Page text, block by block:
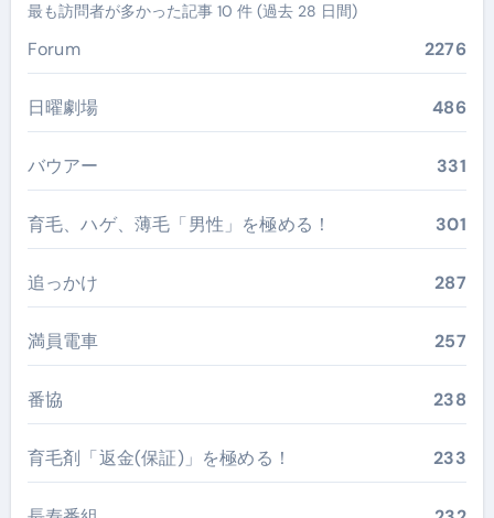
最も訪問者が多かった記事 10 件 (過去 28 日間)
Forum 2276
日曜劇場 486
バウアー 331
育毛、ハゲ、薄毛「男性」を極める！ 301
追っかけ 287
満員電車 257
番協 238
育毛剤「返金(保証)」を極める！ 233